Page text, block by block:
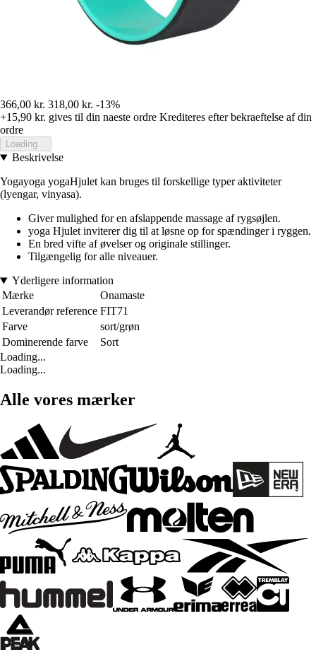
366,00 kr. 318,00 kr. -13%
+15,90 kr. gives til din naeste ordre Krediteres efter bekraeftelse af din
ordre
Loading...
Beskrivelse
Yogayoga yogaHjulet kan bruges til forskellige typer aktiviteter
(lyengar, vinyasa).
Giver mulighed for en afslappende massage af rygsøjlen.
yoga Hjulet inviterer dig til at løsne op for spændinger i ryggen.
En bred vifte af øvelser og originale stillinger.
Tilgængelig for alle niveauer.
Yderligere information
Mærke
Onamaste
Leverandør reference FIT71
Farve
sort/grøn
Dominerende farve
Sort
Loading...
Loading...
Alle vores mærker